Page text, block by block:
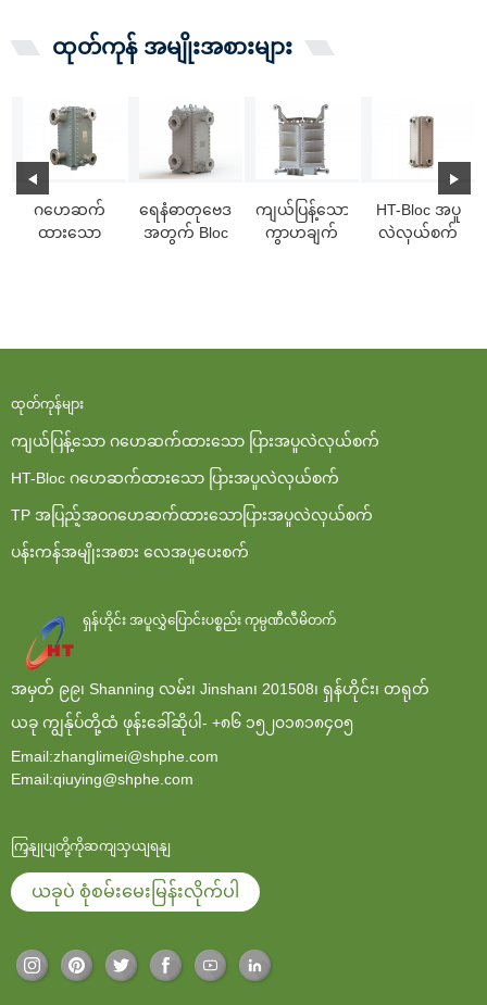
ထုတ်ကုန် အမျိုးအစားများ
ဂဟေဆက်
ထားသော
ရေနံဓာတုဗေဒ
အတွက် Bloc
ကျယ်ပြန့်သော
ကွာဟချက်
ကိရိယာ
HT-Bloc အပူ
လဲလှယ်စက်
ထုတ်ကုန်များ
ကျယ်ပြန့်သော ဂဟေဆက်ထားသော ပြားအပူလဲလှယ်စက်
HT-Bloc ဂဟေဆက်ထားသော ပြားအပူလဲလှယ်စက်
TP အပြည့်အဝဂဟေဆက်ထားသောပြားအပူလဲလှယ်စက်
ပန်းကန်အမျိုးအစား လေအပူပေးစက်
ရှန်ဟိုင်း အပူလွှဲပြောင်းပစ္စည်း ကုမ္ပဏီလီမိတက်
အမှတ် ၉၉၊ Shanning လမ်း၊ Jinshan၊ 201508၊ ရှန်ဟိုင်း၊ တရုတ်
ယခု ကျွန်ုပ်တို့ထံ ဖုန်းခေါ်ဆိုပါ- +၈၆ ၁၅၂၀၁၈၁၈၄၀၅
Email:zhanglimei@shphe.com
Email:qiuying@shphe.com
ကြှနျုပျတို့ကိုဆကျသှယျရနျ
ယခုပဲ စုံစမ်းမေးမြန်းလိုက်ပါ